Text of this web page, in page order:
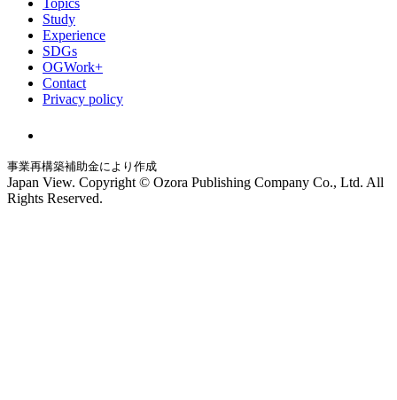
Study
Experience
SDGs
OGWork+
Contact
Privacy policy
事業再構築補助金により作成
Japan View. Copyright © Ozora Publishing Company Co., Ltd. All
Rights Reserved.